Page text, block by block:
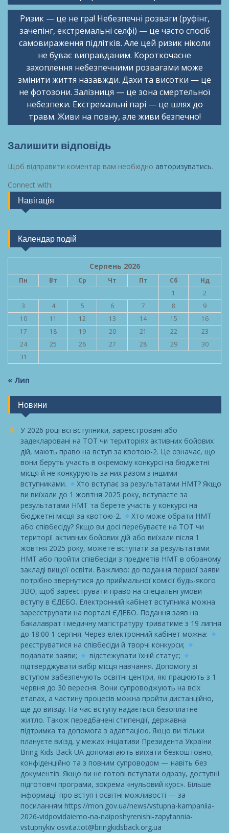
Ризик — це не гра! Небезпечні розваги (руфінг,
зачепінг, екстремальні селфі) — це часто спосіб
самовираження підлітків. Але цей ризик ніколи
не буває виправданим. Короткочасне
захоплення небезпечними розвагами може
змінити життя назавжди. Дахи та висотки — це
не фотозони. Залізниця — це зона смертельної
небезпеки. Екстремальні парі — це шлях до
травм. Живи на повну, але живи безпечно!
Залишити відповідь
Щоб відправити коментар вам необхідно авторизуватись.
Connect with:
Навігація
Календар подій
Серпень 2026
Пн Вт Ср Чт Пт Сб
Нд
1
2
3
4 5 6 7 8
9
10
11 12 13 14 15
16
17
18 19 20 21 22
23
24
25 26 27 28 29
30
31
« Лип
Новини
У 2026 році всі вступники, зареєстровані або
задекларовані на ТОТ чи територіях активних бойових
дій, мають право на вступ за квотою-2. Це означає, що
вони беруть участь в окремому конкурсі на бюджетні
місця й не конкурують за них разом з іншими
вступниками.
Хто вступає за результатами НМТ? Якщо
ви виїхали до 1 жовтня 2025 року, вступаєте за
результатами НМТ та берете участь у конкурсі на
бюджетні місця за квотою-2.
Хто може обрати НМТ
або співбесіду? Якщо ви досі перебуваєте на ТОТ чи
території активних бойових дій або виїхали після 1
жовтня 2025 року, можете вступати за результатами
НМТ або пройти співбесіди з предметів НМТ в обраному
закладі вищої освіти. Важливо: до подання першої заяви
потрібно звернутися до приймальної комісії будь-якого
ЗВО, щоб зареєструвати право на спеціальні умови
вступу в ЄДЕБО. Електронний кабінет вступника можна
зареєструвати на порталі ЄДЕБО. Подання заяв на
бакалаврат і медичну магістратуру триватиме з 19 липня
до 18:00 1 серпня. Через електронний кабінет можна:
реєструватися на співбесіди й творчі конкурси;
подавати заяви;
відстежувати їхній статус;
підтверджувати вибір місця навчання. Допомогу зі
вступом забезпечують освітні центри, які працюють з 1
червня до 30 вересня. Вони супроводжують на всіх
етапах, а частину процесів можна пройти дистанційно,
ще до виїзду. На час вступу надається безоплатне
житло. Також передбачені стипендії, державна
підтримка та допомога з адаптацією. Якщо ви тільки
плануєте виїзд, у межах ініціативи Президента України
Bring Kids Back UA допомагають виїхати безкоштовно,
конфіденційно та з повним супроводом — навіть без
документів. Якщо ви не готові вступати одразу, доступні
підготовчі програми, зокрема «нульовий курс». Більше
інформації про вступ і освітні можливості — за
посиланням https://mon.gov.ua/news/vstupna-kampaniia-
2026-vidpovidaiemo-na-naiposhyrenishi-zapytannia-
vstupnykiv osvita.tot@bringkidsback.org.ua